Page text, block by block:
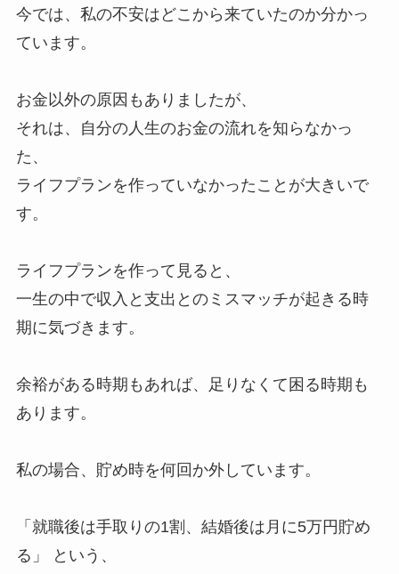
今では、私の不安はどこから来ていたのか分かっ
ています。
お金以外の原因もありましたが、
それは、自分の人生のお金の流れを知らなかっ
た、
ライフプランを作っていなかったことが大きいで
す。
ライフプランを作って見ると、
一生の中で収入と支出とのミスマッチが起きる時
期に気づきます。
余裕がある時期もあれば、足りなくて困る時期も
あります。
私の場合、貯め時を何回か外しています。
「就職後は手取りの1割、結婚後は月に5万円貯め
る」 という、